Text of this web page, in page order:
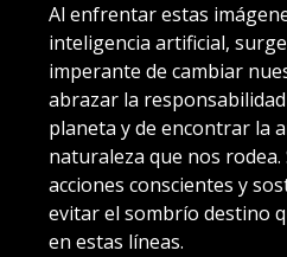
Al enfrentar estas
inteligencia artificial,
imperante de cambiar
abrazar la
planeta y de encontrar la
naturaleza que nos rodea.
acciones conscientes y
evitar el sombrío destino
en estas líneas.